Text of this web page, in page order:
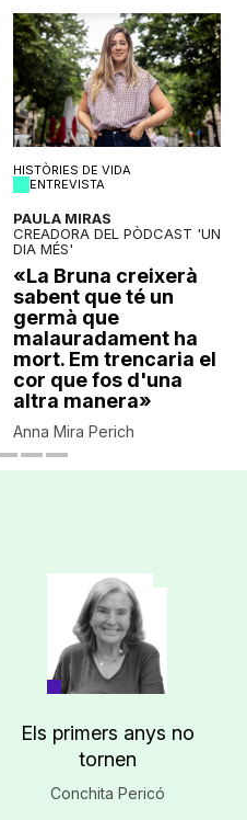
HISTÒRIES DE VIDA
ENTREVISTA
PAULA MIRAS
CREADORA DEL PÒDCAST 'UN
DIA MÉS'
«La Bruna creixerà
sabent que té un
germà que
malauradament ha
mort. Em trencaria el
cor que fos d'una
altra manera»
Anna Mira Perich
Els primers anys no
tornen
Conchita Pericó